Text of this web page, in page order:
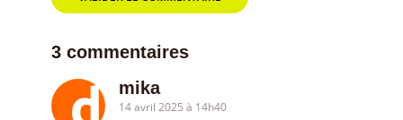
3 commentaires
mika
14 avril 2025 à 14h40